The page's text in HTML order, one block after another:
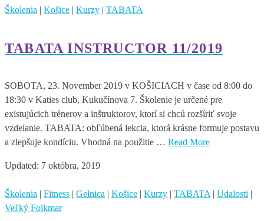
Školenia | Košice | Kurzy | TABATA
TABATA INSTRUCTOR 11/2019
SOBOTA, 23. November 2019 v KOŠICIACH v čase od 8:00 do
18:30 v Katies club, Kukučínova 7. Školenie je určené pre
existujúcich trénerov a inštruktorov, ktorí si chcú rozšíriť svoje
vzdelanie. TABATA: obľúbená lekcia, ktorá krásne formuje postavu
a zlepšuje kondíciu. Vhodná na použitie … Read More
Updated: 7 októbra, 2019
Školenia | Fitness | Gelnica | Košice | Kurzy | TABATA | Udalosti |
Veľký Folkmar